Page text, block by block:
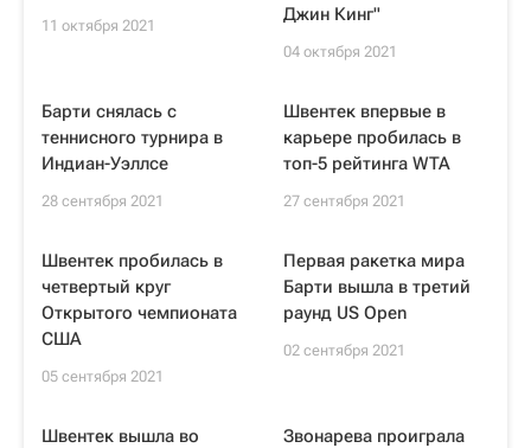
11 октября 2021
Джин Кинг"
04 октября 2021
Барти снялась с
теннисного турнира в
Индиан-Уэллсе
28 сентября 2021
Швентек впервые в
карьере пробилась в
топ-5 рейтинга WTA
27 сентября 2021
Швентек пробилась в
четвертый круг
Открытого чемпионата
США
05 сентября 2021
Первая ракетка мира
Барти вышла в третий
раунд US Open
02 сентября 2021
Швентек вышла во
Звонарева проиграла